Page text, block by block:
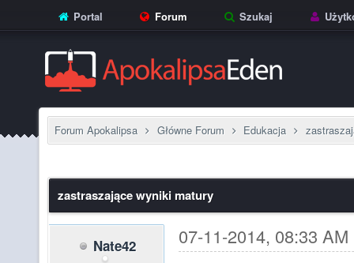
Portal Forum Szukaj
Forum Apokalipsa Główne Forum Edukacja
zastraszające wyniki matury
Nate42 07-11-2014, 08:33 AM